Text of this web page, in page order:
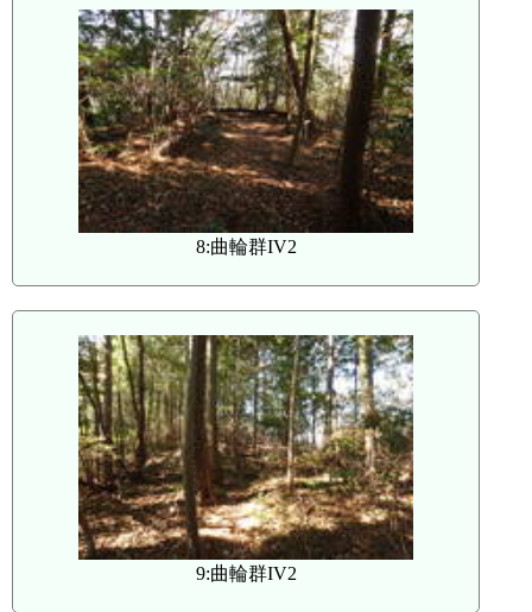
8:曲輪群IV2
9:曲輪群IV2